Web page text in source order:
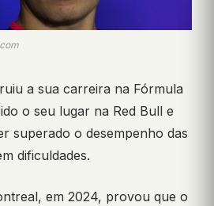
a sua carreira na Fórmula
o seu lugar na Red Bull e
superado o desempenho das
dificuldades.
em 2024, provou que o